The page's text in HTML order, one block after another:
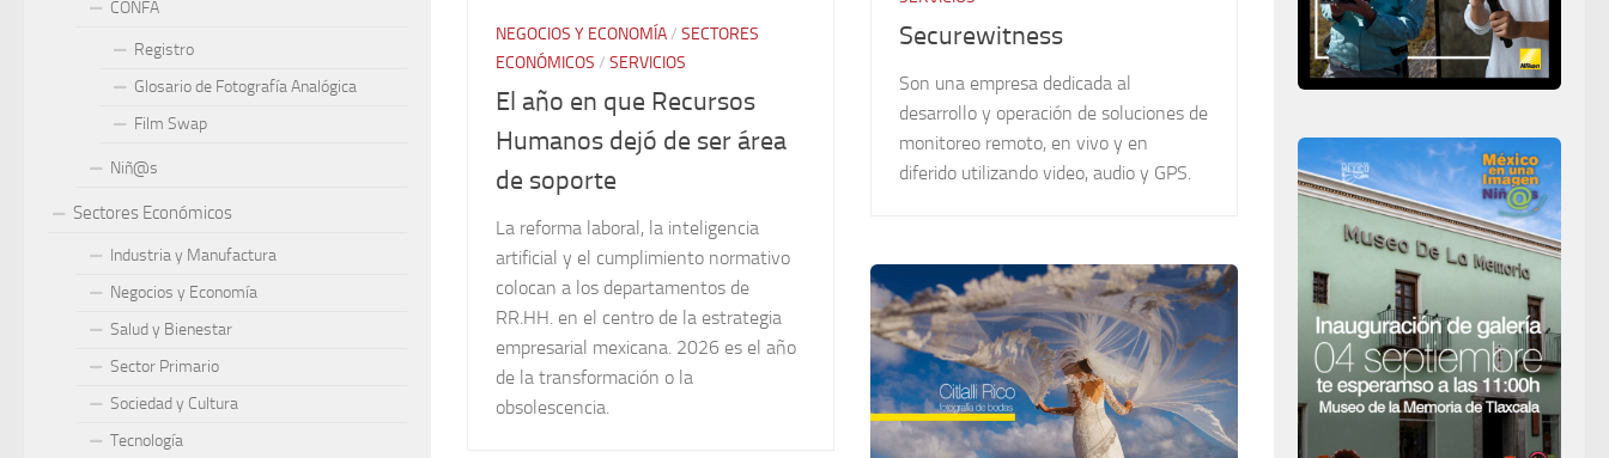
NEGOCIOS Y ECONOMÍA/ SECTORES
ECONÓMICOS / SERVICIOS
El año en que Recursos
Humanos dejó de ser área
de soporte
La reforma laboral, la inteligencia
artificial y el cumplimiento normativo
colocan a los departamentos de
RR.HH. en el centro de la estrategia
empresarial mexicana. 2026 es el año
de la transformación o la
obsolescencia.
Securewitness
Son una empresa dedicada al
desarrollo y operación de soluciones de
monitoreo remoto, en vivo y en
diferido utilizando video, audio y GPS.
CONFA
Registro
Glosario de Fotografía Analógica
Film Swap
Niñ@s
Sectores Económicos
Industria y Manufactura
Negocios y Economía
Salud y Bienestar
Sector Primario
Sociedad y Cultura
Tecnología